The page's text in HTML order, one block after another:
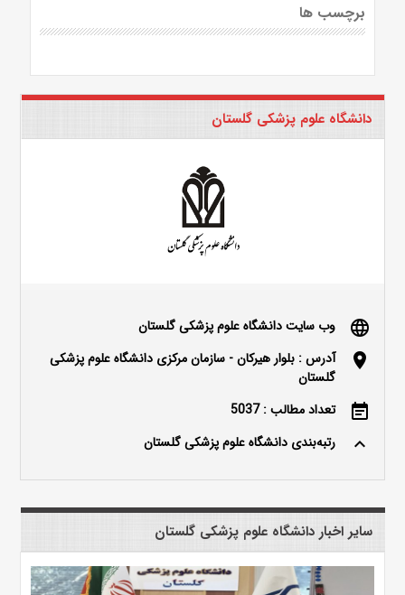
برچسب ها
دانشگاه علوم پزشکی گلستان
language وب سایت دانشگاه علوم پزشکی گلستان
location_on
آدرس : بلوار هیرکان - سازمان مرکزی دانشگاه علوم پزشکی
گلستان
event_note تعداد مطالب : 5037
keyboard_arrow_up رتبه‌بندی دانشگاه علوم پزشکی گلستان
سایر اخبار دانشگاه علوم پزشکی گلستان